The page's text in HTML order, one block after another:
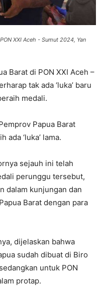
XXI Aceh - Sumut 2024, Yan
Barat di PON XXI Aceh –
tak ada ‘luka’ baru
medali.
Papua Barat
ada ‘luka’ lama.
sejauh ini telah
perunggu tersebut,
dalam kunjungan dan
Barat dengan para
dijelaskan bahwa
sudah dibuat di Biro
untuk PON
protap.